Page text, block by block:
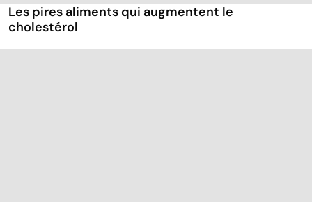
Les pires aliments qui augmentent le
cholestérol